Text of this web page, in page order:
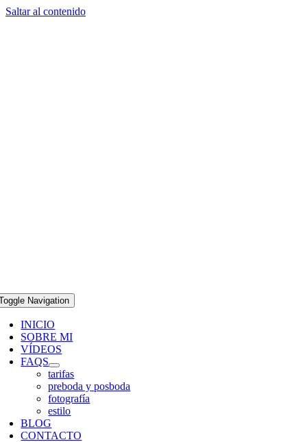
Saltar al contenido
Navigation
INICIO
SOBRE MI
VÍDEOS
FAQS
tarifas
preboda y posboda
fotografía
estilo
BLOG
CONTACTO